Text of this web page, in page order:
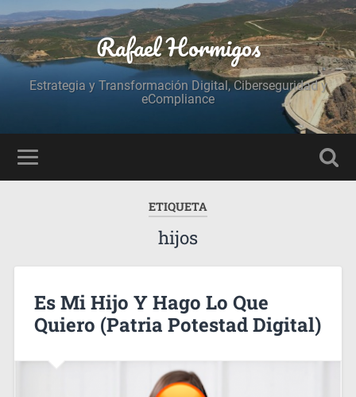
Rafael Hormigos
Estrategia y Transformación Digital, Ciberseguridad y
eCompliance
ETIQUETA
hijos
Es Mi Hijo Y Hago Lo Que
Quiero (Patria Potestad Digital)